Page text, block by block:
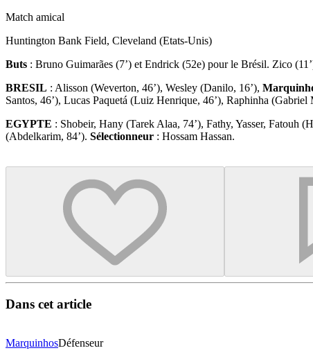
Match amical
Huntington Bank Field, Cleveland (Etats-Unis)
Buts : Bruno Guimarães (7’) et Endrick (52e) pour le Brésil. Zico
BRESIL : Alisson (Weverton, 46’), Wesley (Danilo, 16’),
Santos, 46’), Lucas Paquetá (Luiz Henrique, 46’), Raphinha
EGYPTE : Shobeir, Hany (Tarek Alaa, 74’), Fathy, Yasser, Fatouh
(Abdelkarim, 84’). Sélectionneur : Hossam Hassan.
Dans cet article
MarquinhosDéfenseur